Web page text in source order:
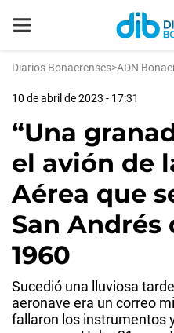
Diarios Bonaerenses>ADN
10 de abril de 2023 - 17:31
“Una
el avión de
Aérea que
San Andrés
1960
Sucedió una lluviosa
aeronave era un correo
fallaron los instrumentos